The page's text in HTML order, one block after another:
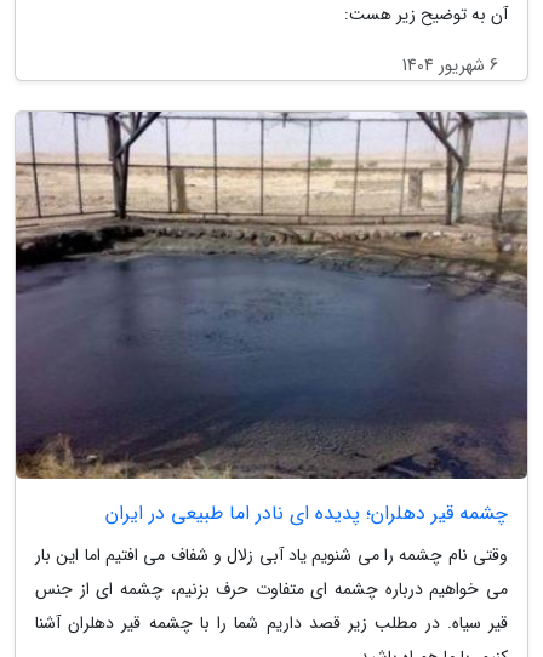
آن به توضیح زیر هست:
6 شهریور 1404
چشمه قیر دهلران؛ پدیده ای نادر اما طبیعی در ایران
وقتی نام چشمه را می شنویم یاد آبی زلال و شفاف می افتیم اما این بار
می خواهیم درباره چشمه ای متفاوت حرف بزنیم، چشمه ای از جنس
قیر سیاه. در مطلب زیر قصد داریم شما را با چشمه قیر دهلران آشنا